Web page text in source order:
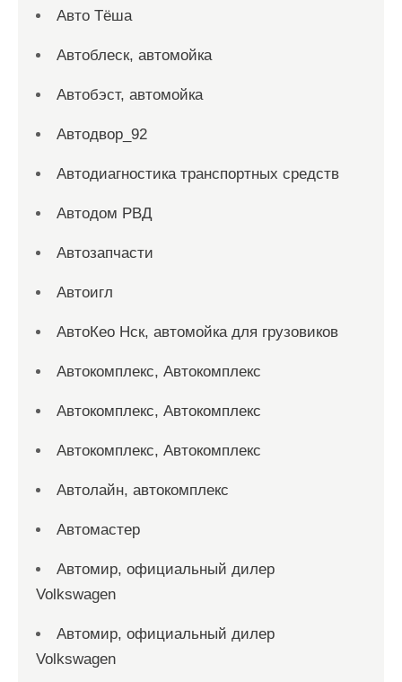
Авто Тёша
Автоблеск, автомойка
Автобэст, автомойка
Автодвор_92
Автодиагностика транспортных средств
Автодом РВД
Автозапчасти
Автоигл
АвтоКео Нск, автомойка для грузовиков
Автокомплекс, Автокомплекс
Автокомплекс, Автокомплекс
Автокомплекс, Автокомплекс
Автолайн, автокомплекс
Автомастер
Автомир, официальный дилер
Volkswagen
Автомир, официальный дилер
Volkswagen